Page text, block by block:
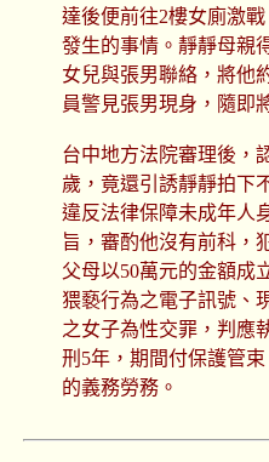
達後便前往2樓女廁激
發生的事情。靜靜母親
女兒與張男聯絡，將他
員警見張男現身，隨即
台中地方法院審理後，
歲，竟還引誘靜靜拍下
違反法律保障未成年人
旨，審酌他沒有前科，
父母以50萬元的金額成
猥褻行為之電子訊號、
之女子為性交罪，判應
刑5年，期間付保護管
的義務勞務。